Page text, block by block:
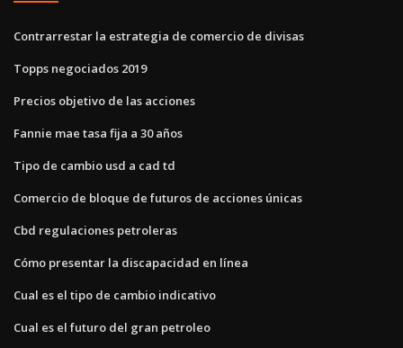
Contrarrestar la estrategia de comercio de divisas
Topps negociados 2019
Precios objetivo de las acciones
Fannie mae tasa fija a 30 años
Tipo de cambio usd a cad td
Comercio de bloque de futuros de acciones únicas
Cbd regulaciones petroleras
Cómo presentar la discapacidad en línea
Cual es el tipo de cambio indicativo
Cual es el futuro del gran petroleo